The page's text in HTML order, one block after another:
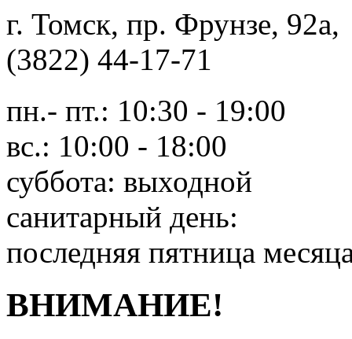
г. Томск, пр. Фрунзе,
(3822) 44-17-71
пн.- пт.: 10:30 - 19:00
вс.: 10:00 - 18:00
суббота: выходной
санитарный день:
последняя пятница
ВНИМАНИЕ!